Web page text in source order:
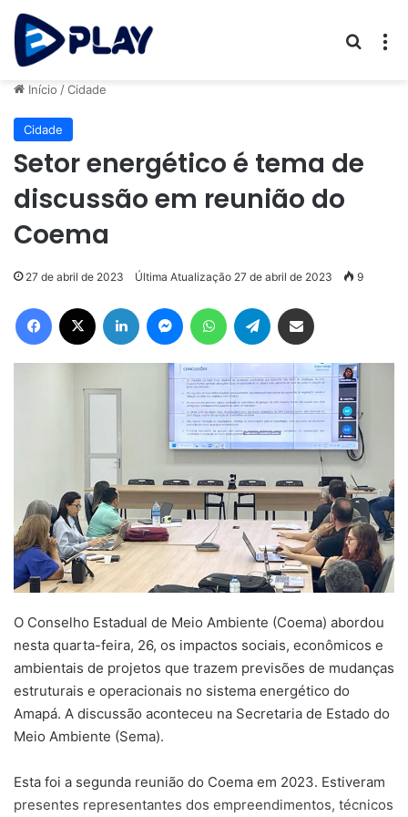
Início /Cidade
Cidade
Setor energético é tema de
discussão em reunião do
Coema
27 de abril de 2023 Última Atualização 27 de abril de 2023 9
Facebook Linkedin MessengerWhatsAppTelegram
O Conselho Estadual de Meio Ambiente (Coema) abordou
nesta quarta-feira, 26, os impactos sociais, econômicos e
ambientais de projetos que trazem previsões de mudanças
estruturais e operacionais no sistema energético do
Amapá. A discussão aconteceu na Secretaria de Estado do
Meio Ambiente (Sema).
Esta foi a segunda reunião do Coema em 2023. Estiveram
presentes representantes dos empreendimentos, técnicos